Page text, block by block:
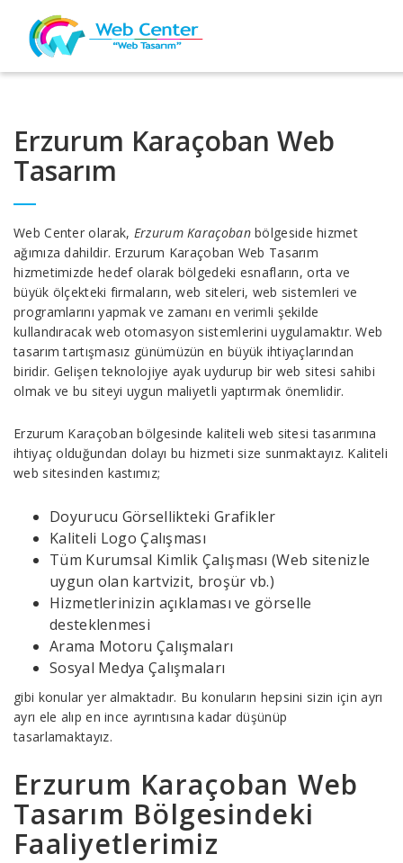
Erzurum Karaçoban Web
Tasarım
Web Center olarak, Erzurum Karaçobanbölgeside hizmet
ağımıza dahildir. Erzurum Karaçoban Web Tasarım
hizmetimizde hedef olarak bölgedeki esnafların, orta ve
büyük ölçekteki firmaların, web siteleri, web sistemleri ve
programlarını yapmak ve zamanı en verimli şekilde
kullandıracak web otomasyon sistemlerini uygulamaktır. Web
tasarım tartışmasız günümüzün en büyük ihtiyaçlarından
biridir. Gelişen teknolojiye ayak uydurup bir web sitesi sahibi
olmak ve bu siteyi uygun maliyetli yaptırmak önemlidir.
Erzurum Karaçoban bölgesinde kaliteli web sitesi tasarımına
ihtiyaç olduğundan dolayı bu hizmeti size sunmaktayız. Kaliteli
web sitesinden kastımız;
Doyurucu Görsellikteki Grafikler
Kaliteli Logo Çalışması
Tüm Kurumsal Kimlik Çalışması (Web sitenizle
uygun olan kartvizit, broşür vb.)
Hizmetlerinizin açıklaması ve görselle
desteklenmesi
Arama Motoru Çalışmaları
Sosyal Medya Çalışmaları
gibi konular yer almaktadır. Bu konuların hepsini sizin için ayrı
ayrı ele alıp en ince ayrıntısına kadar düşünüp
tasarlamaktayız.
Erzurum Karaçoban Web
Tasarım Bölgesindeki
Faaliyetlerimiz